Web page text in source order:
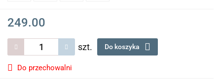
249.00
szt. Do koszyka
Do przechowalni